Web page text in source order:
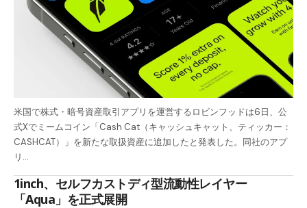
米国で株式・暗号資産取引アプリを運営するロビンフッドは6日、公
式Xでミームコイン「Cash Cat（キャッシュキャット、ティッカー：
CASHCAT）」を新たな取扱資産に追加したと発表した。同社のアプ
リ…
1inch、セルフカストディ型流動性レイヤー
「Aqua」を正式展開